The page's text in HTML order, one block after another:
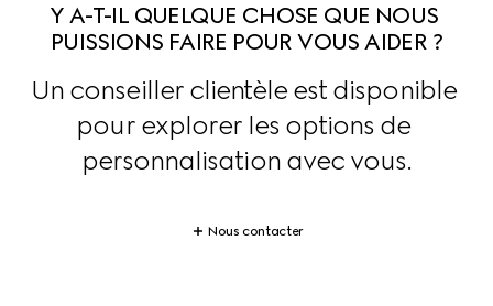
Y A-T-IL QUELQUE CHOSE QUE NOUS
PUISSIONS FAIRE POUR VOUS AIDER ?
Un conseiller clientèle est disponible
pour explorer les options de
personnalisation avec vous.
Nous contacter